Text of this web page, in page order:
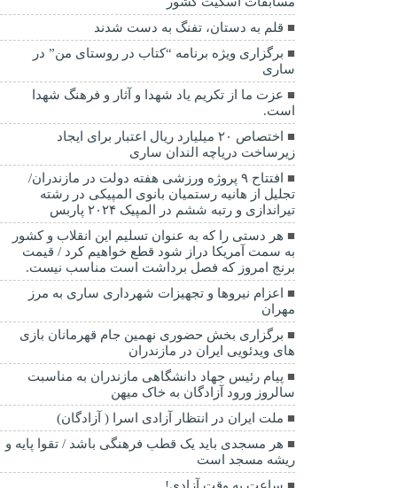
قلم به دستان، تفنگ به دست شدند
برگزاری ویژه برنامه “کتاب در روستای من” در
ساری
عزت ما از تکریم یاد شهدا و آثار و فرهنگ شهدا
است.
اختصاص ۲۰ میلیارد ریال اعتبار برای ایجاد
زیرساخت دریاچه الندان ساری
افتتاح ۹ پروژه ورزشی هفته دولت در مازندران/
تجلیل از هانیه رستمیان بانوی المپیکی در رشته
تیراندازی و رتبه ششم در المپیک ۲۰۲۴ پاربس
هر دستی را که به عنوان تسلیم این انقلاب و کشور
به سمت آمريکا دراز شود قطع خواهیم کرد / قیمت
برنج امروز که فصل برداشت است مناسب نیست.
اعزام نیروها و تجهیزات شهرداری ساری به مرز
مهران
برگزاری بخش حضوری نهمین جام قهرمانان بازی
های ویدئویی ایران در مازندران
پیام رئیس جهاد دانشگاهی مازندران به مناسبت
سالروز ورود آزادگان به خاک میهن
ملت ایران در انتظار آزادی اسرا ( آزادگان)
هر مسجدی باید یک قطب فرهنگی باشد / تقوا پایه و
ریشه مسجد است